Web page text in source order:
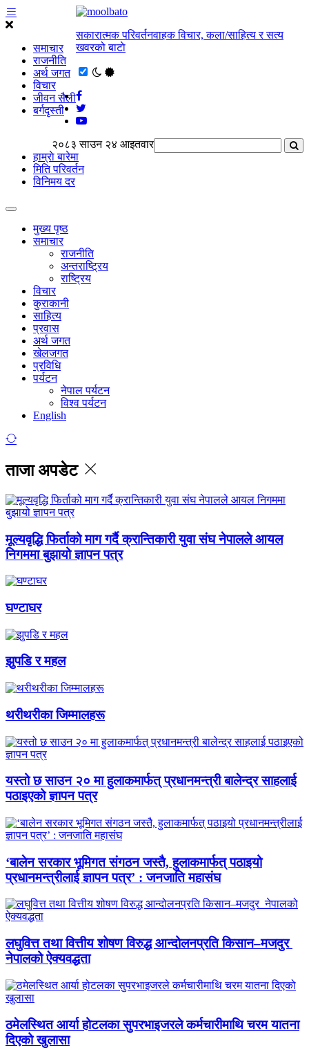
समाचार
राजनीति
अर्थ जगत
विचार
जीवन सैली
बर्गदृस्ती
सकारात्मक परिवर्तनवाहक विचार, कला/साहित्य र सत्य
खवरको बाटाे
२०८३ साउन २४ आइतवार
हाम्राे बारेमा
मिति परिवर्तन
विनिमय दर
मुख्य पृष्ठ
समाचार
राजनीति
अन्तराष्ट्रिय
राष्ट्रिय
विचार
कुराकानी
साहित्य
प्रवास
अर्थ जगत
खेलजगत
प्रविधि
पर्यटन
नेपाल पर्यटन
विश्व पर्यटन
English
ताजा अपडेट
मूल्यवृद्धि फिर्ताको माग गर्दै क्रान्तिकारी युवा संघ नेपालले आयल
निगममा बुझायो ज्ञापन पत्र
घण्टाघर
झुपडि र महल
थरीथरीका जिम्मालहरू
यस्तो छ साउन २० मा हुलाकमार्फत् प्रधानमन्त्री बालेन्द्र साहलाई
पठाइएको ज्ञापन पत्र
‘बालेन सरकार भूमिगत संगठन जस्तै, हुलाकमार्फत् पठाइयो
प्रधानमन्त्रीलाई ज्ञापन पत्र’ : जनजाति महासंघ
लघुवित्त तथा वित्तीय शोषण विरुद्ध आन्दोलनप्रति किसान–मजदुर
नेपालको ऐक्यवद्धता
ठमेलस्थित आर्या होटलका सुपरभाइजरले कर्मचारीमाथि चरम यातना
दिएको खुलासा